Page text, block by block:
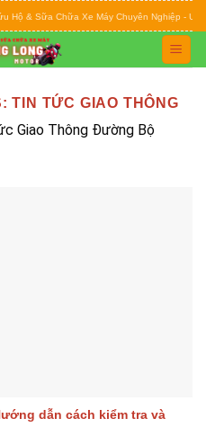
& Sữa Chữa Xe Máy Chuyên Nghiệp - Uy
TIN TỨC GIAO THÔNG
Giao Thông Đường Bộ
dẫn cách kiểm tra và